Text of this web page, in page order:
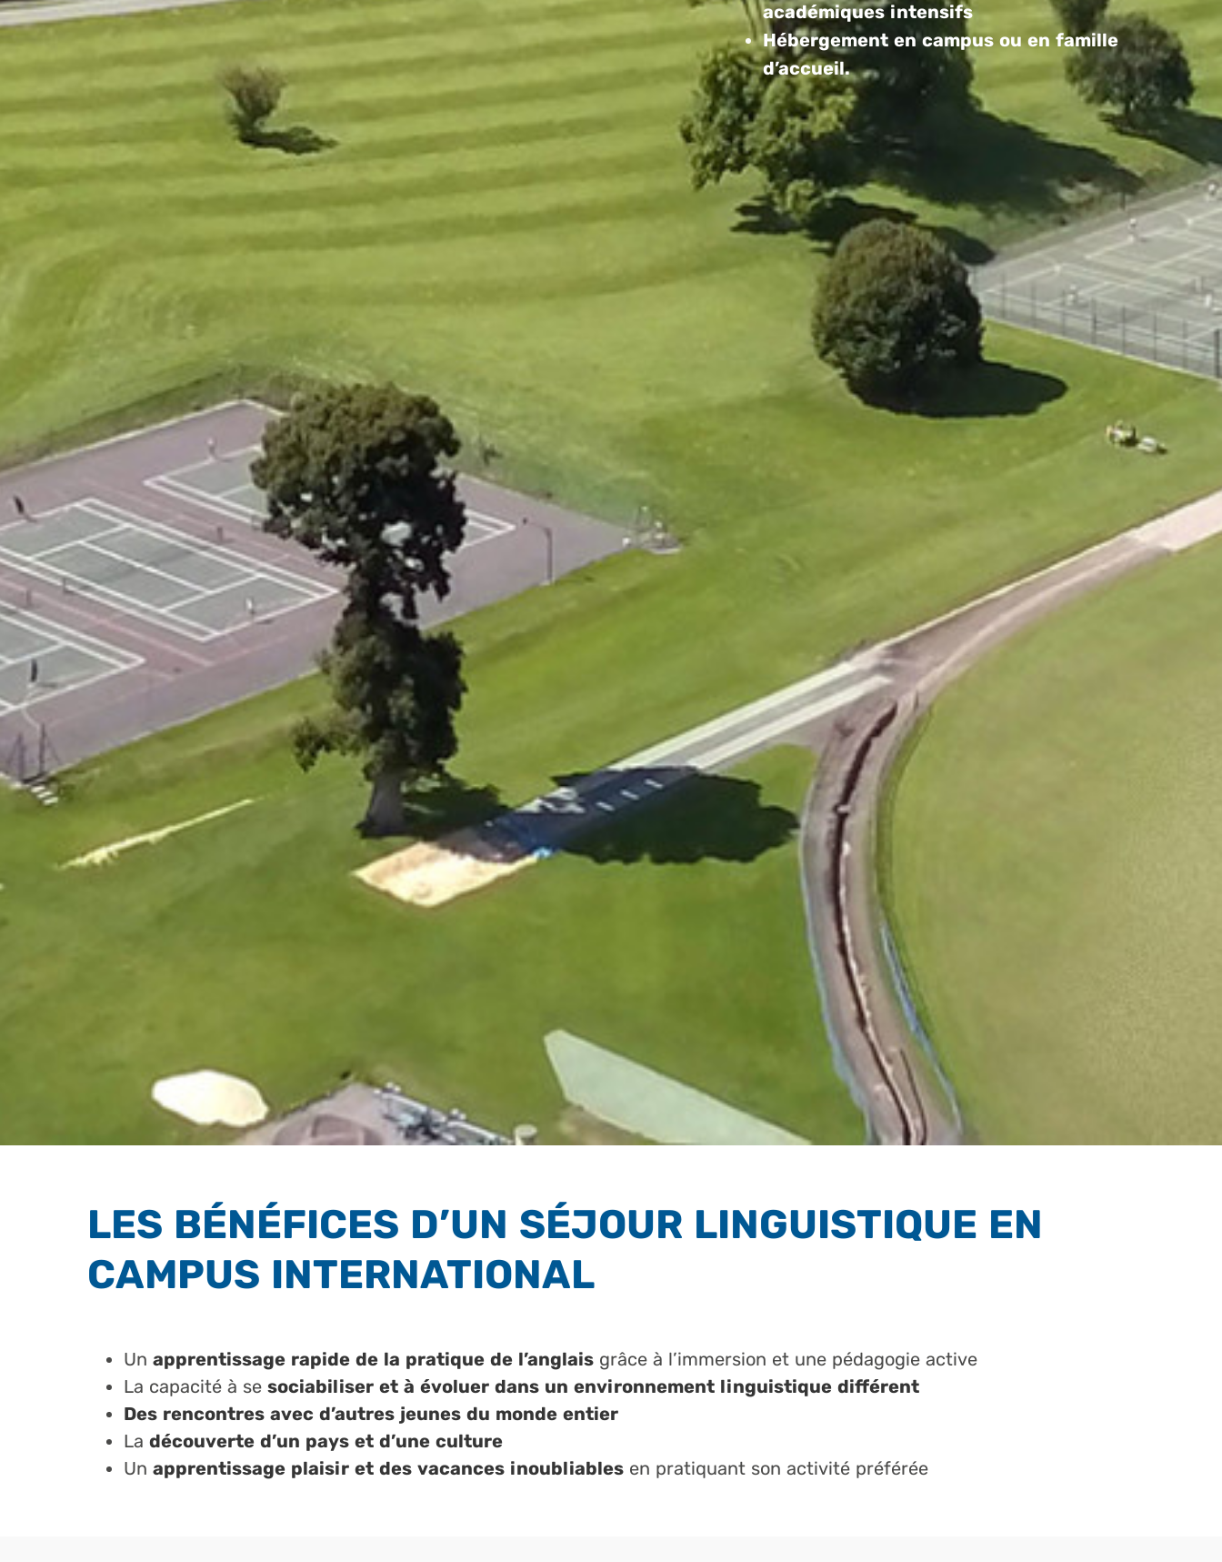
académiques intensifs
Hébergement en campus ou en famille
d’accueil.
LES BÉNÉFICES D’UN SÉJOUR LINGUISTIQUE EN
CAMPUS INTERNATIONAL
Un apprentissage rapide de la pratique de l’anglais grâce à l’immersion et une pédagogie active
La capacité à se sociabiliser et à évoluer dans un environnement linguistique différent
Des rencontres avec d’autres jeunes du monde entier
La découverte d’un pays et d’une culture
Un apprentissage plaisir et des vacances inoubliables en pratiquant son activité préférée